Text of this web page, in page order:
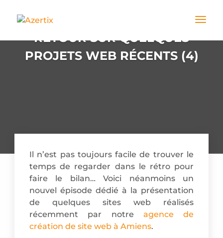
RETOUR SUR QUELQUES
PROJETS WEB RÉCENTS (4)
Il n’est pas toujours facile de trouver le
temps de regarder dans le rétro pour
faire le bilan… Voici néanmoins un
nouvel épisode dédié à la présentation
de quelques sites web réalisés
récemment par notre agence de
création de site web à Amiens.